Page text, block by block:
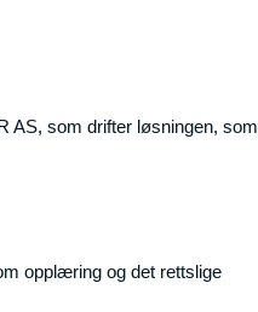
AS, som drifter løsningen, som
opplæring og det rettslige